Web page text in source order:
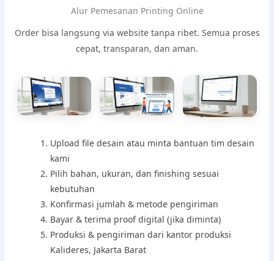
Alur Pemesanan Printing Online
Order bisa langsung via website tanpa ribet. Semua proses
cepat, transparan, dan aman.
Upload file desain atau minta bantuan tim desain
kami
Pilih bahan, ukuran, dan finishing sesuai
kebutuhan
Konfirmasi jumlah & metode pengiriman
Bayar & terima proof digital (jika diminta)
Produksi & pengiriman dari kantor produksi
Kalideres, Jakarta Barat